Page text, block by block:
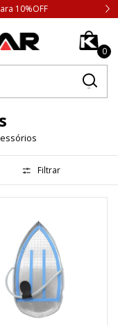
10%OFF
0
Filtrar